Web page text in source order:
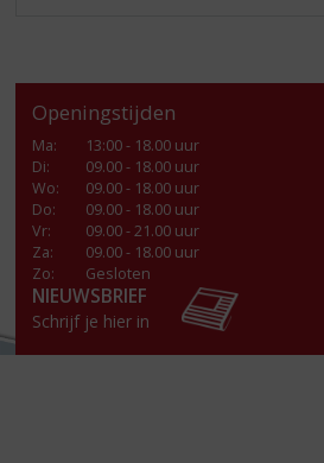
Openingstijden
Ma:
13:00 - 18.00 uur
Di:
09.00 - 18.00 uur
Wo:
09.00 - 18.00 uur
Do:
09.00 - 18.00 uur
Vr:
09.00 - 21.00 uur
Za:
09.00 - 18.00 uur
Zo:
Gesloten
NIEUWSBRIEF
Schrijf je hier in